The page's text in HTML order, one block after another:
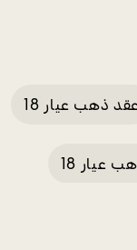
ذهب عيار 18
عيار 18